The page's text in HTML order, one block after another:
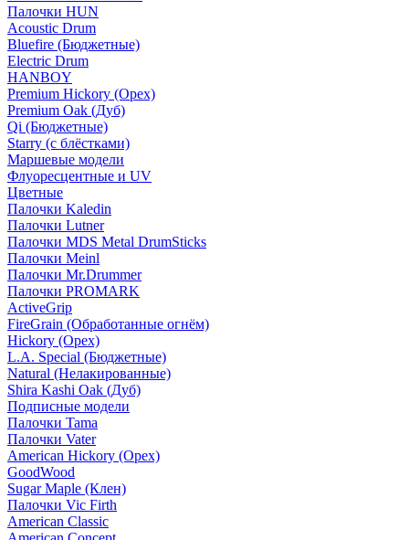
Палочки HUN
Acoustic Drum
Bluefire (Бюджетные)
Electric Drum
HANBOY
Premium Hickory (Орех)
Premium Oak (Дуб)
Qi (Бюджетные)
Starry (с блёстками)
Маршевые модели
Флуоресцентные и UV
Цветные
Палочки Kaledin
Палочки Lutner
Палочки MDS Metal DrumSticks
Палочки Meinl
Палочки Mr.Drummer
Палочки PROMARK
ActiveGrip
FireGrain (Обработанные огнём)
Hickory (Орех)
L.A. Special (Бюджетные)
Natural (Нелакированные)
Shira Kashi Oak (Дуб)
Подписные модели
Палочки Tama
Палочки Vater
American Hickory (Орех)
GoodWood
Sugar Maple (Клен)
Палочки Vic Firth
American Classic